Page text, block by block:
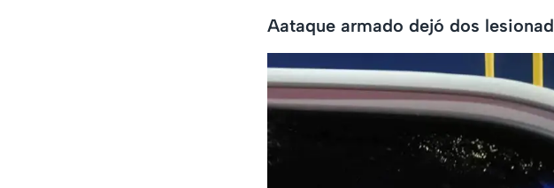
Aataque armado dejó dos